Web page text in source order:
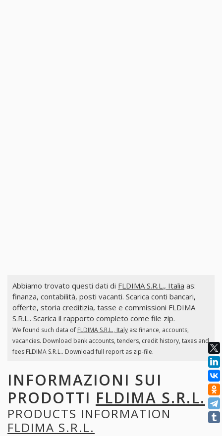
Abbiamo trovato questi dati di FLDIMA S.R.L., Italia as:
finanza, contabilità, posti vacanti. Scarica conti bancari,
offerte, storia creditizia, tasse e commissioni FLDIMA
S.R.L.. Scarica il rapporto completo come file zip.
We found such data of FLDIMA S.R.L., Italyas: finance, accounts,
vacancies. Download bank accounts, tenders, credit history, taxes and
fees FLDIMA S.R.L.. Download full report as zip-file.
INFORMAZIONI SUI
PRODOTTI FLDIMA S.R.L.
PRODUCTS INFORMATION
FLDIMA S.R.L.